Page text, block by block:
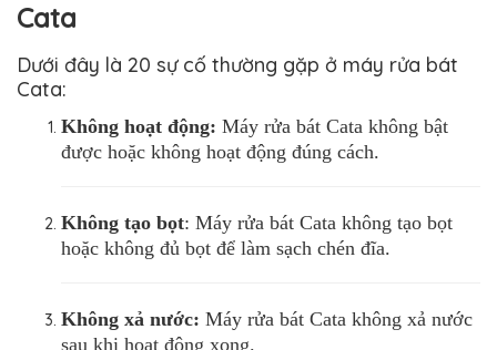
Cata
Dưới đây là 20 sự cố thường gặp ở máy rửa bát
Cata:
Không hoạt động: Máy rửa bát Cata không bật
được hoặc không hoạt động đúng cách.
Không tạo bọt: Máy rửa bát Cata không tạo bọt
hoặc không đủ bọt để làm sạch chén đĩa.
Không xả nước: Máy rửa bát Cata không xả nước
sau khi hoạt động xong.